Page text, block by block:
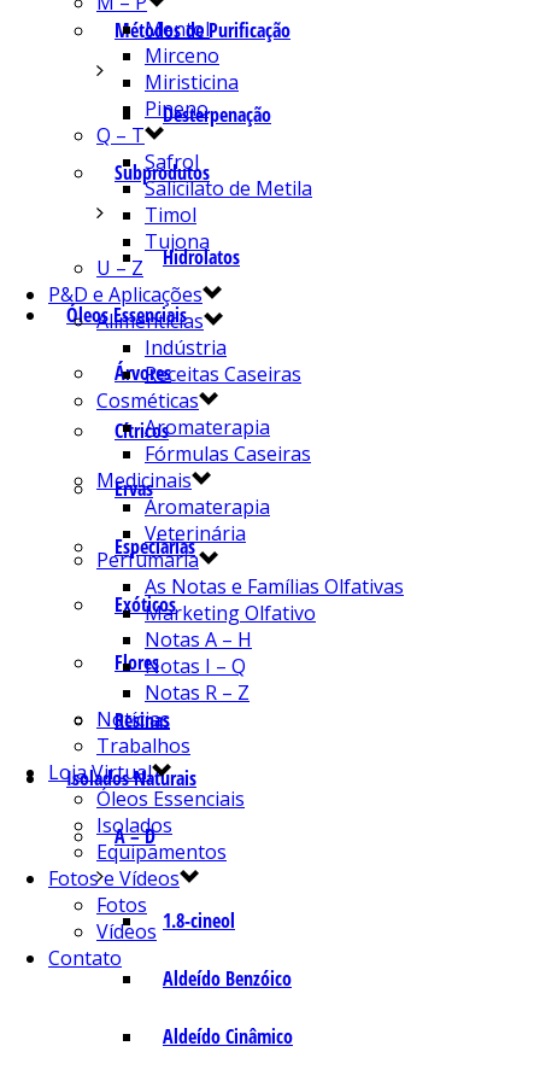
Métodos de Purificação
Desterpenação
Subprodutos
Hidrolatos
Óleos Essenciais
Árvores
Cítricos
Ervas
Especiarias
Exóticos
Flores
Resinas
Isolados Naturais
A – D
1.8-cineol
Aldeído Benzóico
Aldeído Cinâmico
Mentol
Mirceno
Miristicina
Pineno
Q – T
Safrol
Salicilato de Metila
Timol
Tujona
U – Z
P&D e Aplicações
Alimentícias
Indústria
Receitas Caseiras
Cosméticas
Aromaterapia
Fórmulas Caseiras
Medicinais
Aromaterapia
Veterinária
Perfumaria
As Notas e Famílias Olfativas
Marketing Olfativo
Notas A – H
Notas I – Q
Notas R – Z
Notícias
Trabalhos
Loja Virtual
Óleos Essenciais
Isolados
Equipamentos
Fotos e Vídeos
Fotos
Vídeos
Contato